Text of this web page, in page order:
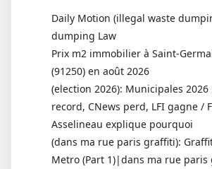
Daily Motion (illegal waste
dumping Law
Prix m2 immobilier à Saint-
(91250) en août 2026
(election 2026): Municipales
record, CNews perd, LFI gagne /
Asselineau explique pourquoi
(dans ma rue paris graffiti):
Metro (Part 1)|dans ma rue